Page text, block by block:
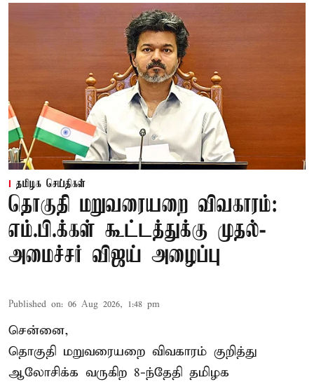
தமிழக செய்திகள்
தொகுதி மறுவரையறை விவகாரம்:
எம்.பி.க்கள் கூட்டத்துக்கு முதல்-
அமைச்சர் விஜய் அழைப்பு
Published on: 06 Aug 2026, 1:48 pm
சென்னை,
தொகுதி மறுவரையறை விவகாரம் குறித்து
ஆலோசிக்க வருகிற 8-ந்தேதி தமிழக